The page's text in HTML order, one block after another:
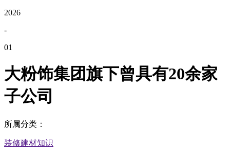
2026
-
01
大粉饰集团旗下曾具有20余家
子公司
所属分类：
装修建材知识